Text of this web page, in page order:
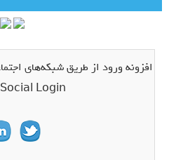
Social Login ووکامرس